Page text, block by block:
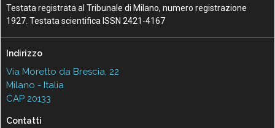
Testata registrata al Tribunale di Milano, numero registrazione
1927. Testata scientifica ISSN 2421-4167
Indirizzo
Via Moretto da Brescia, 22
Milano - Italia
CAP 20133
Contatti